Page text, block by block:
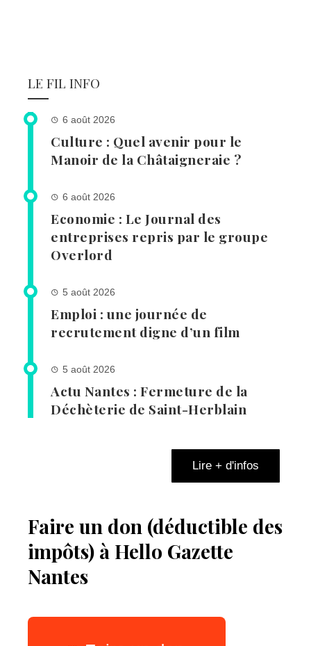
LE FIL INFO
6 août 2026
Culture : Quel avenir pour le
Manoir de la Châtaigneraie ?
6 août 2026
Economie : Le Journal des
entreprises repris par le groupe
Overlord
5 août 2026
Emploi : une journée de
recrutement digne d’un film
5 août 2026
Actu Nantes : Fermeture de la
Déchèterie de Saint-Herblain
Lire + d'infos
Faire un don (déductible des
impôts) à Hello Gazette
Nantes